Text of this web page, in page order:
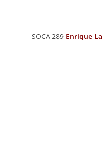
SOCA 289 Enrique